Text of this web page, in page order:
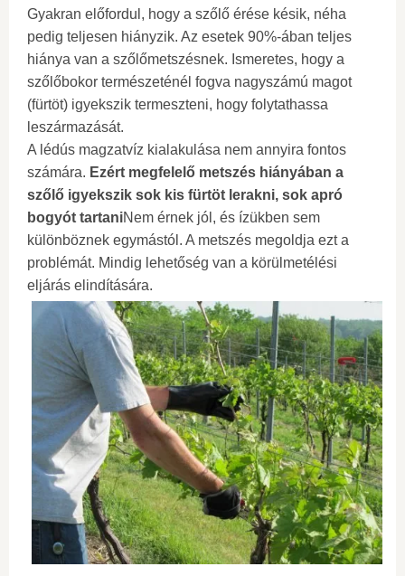
Gyakran előfordul, hogy a szőlő érése késik, néha
pedig teljesen hiányzik. Az esetek 90%-ában teljes
hiánya van a szőlőmetszésnek. Ismeretes, hogy a
szőlőbokor természeténél fogva nagyszámú magot
(fürtöt) igyekszik termeszteni, hogy folytathassa
leszármazását.
A lédús magzatvíz kialakulása nem annyira fontos
számára. Ezért megfelelő metszés hiányában a
szőlő igyekszik sok kis fürtöt lerakni, sok apró
bogyót tartaniNem érnek jól, és ízükben sem
különböznek egymástól. A metszés megoldja ezt a
problémát. Mindig lehetőség van a körülmetélési
eljárás elindítására.